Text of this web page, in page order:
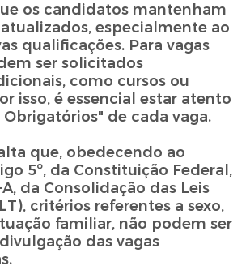
os candidatos mantenham
especialmente ao
qualificações. Para vagas
ser solicitados
como cursos ou
isso, é essencial estar atento
Obrigatórios" de cada vaga.
que, obedecendo ao
5º, da Constituição Federal,
da Consolidação das Leis
critérios referentes a sexo,
familiar, não podem ser
das vagas